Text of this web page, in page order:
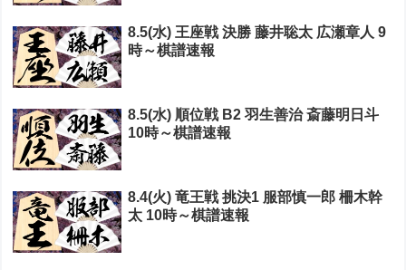
8.5(水) 王座戦 決勝 藤井聡太 広瀬章人 9
時～棋譜速報
8.5(水) 順位戦 B2 羽生善治 斎藤明日斗
10時～棋譜速報
8.4(火) 竜王戦 挑決1 服部慎一郎 柵木幹
太 10時～棋譜速報